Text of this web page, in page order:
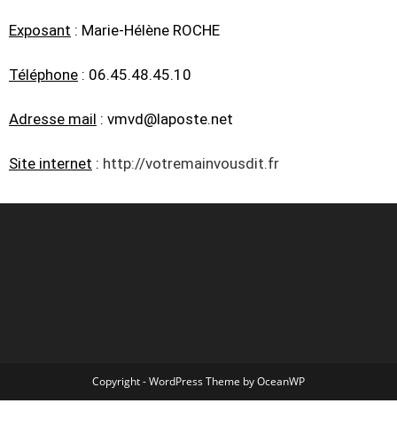
Exposant : Marie-Hélène ROCHE
Téléphone : 06.45.48.45.10
Adresse mail : vmvd@laposte.net
Site internet : http://votremainvousdit.fr
Copyright - WordPress Theme by OceanWP